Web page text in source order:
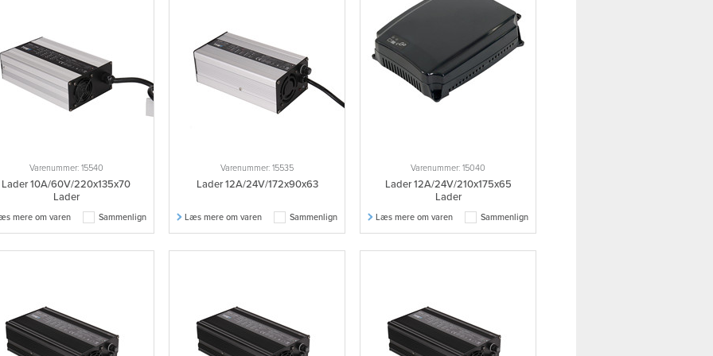
Varenummer: 15540
Lader 10A/60V/220x135x70
Lader
Sammenlign
mere om varen
Varenummer: 15535
Lader 12A/24V/172x90x63
Sammenlign
Læs mere om varen
Varenummer: 15040
Lader 12A/24V/210x175x65
Lader
Sammenlign
Læs mere om varen